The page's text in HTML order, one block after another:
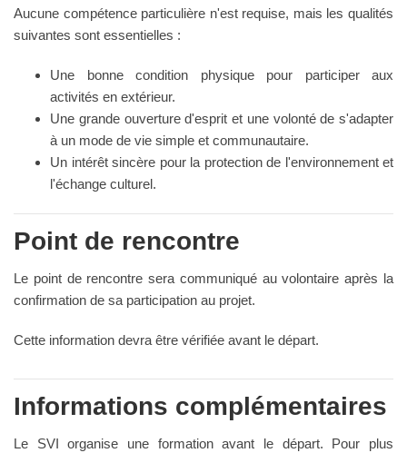
Aucune compétence particulière n'est requise, mais les qualités
suivantes sont essentielles :
Une bonne condition physique pour participer aux
activités en extérieur.
Une grande ouverture d'esprit et une volonté de s'adapter
à un mode de vie simple et communautaire.
Un intérêt sincère pour la protection de l'environnement et
l'échange culturel.
Point de rencontre
Le point de rencontre sera communiqué au volontaire après la
confirmation de sa participation au projet.
Cette information devra être vérifiée avant le départ.
Informations complémentaires
Le SVI organise une formation avant le départ. Pour plus